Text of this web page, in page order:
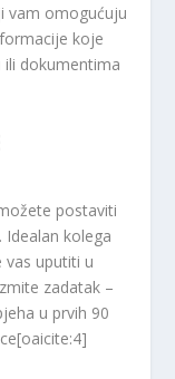
vam omogućuju
koje
dokumentima
postaviti
kolega
vas uputiti u
zadatak –
u prvih 90